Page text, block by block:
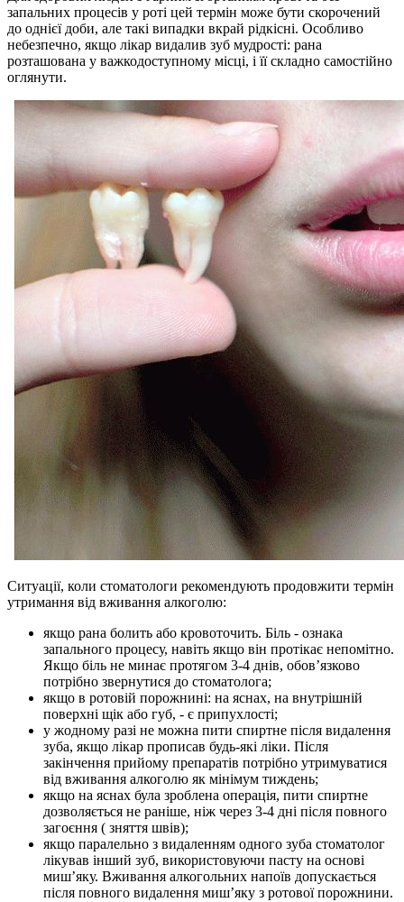
запальних процесів у роті цей термін може бути скорочений
до однієї доби, але такі випадки вкрай рідкісні. Особливо
небезпечно, якщо лікар видалив зуб мудрості: рана
розташована у важкодоступному місці, і її складно самостійно
оглянути.
Ситуації, коли стоматологи рекомендують продовжити термін
утримання від вживання алкоголю:
якщо рана болить або кровоточить. Біль - ознака
запального процесу, навіть якщо він протікає непомітно.
Якщо біль не минає протягом 3-4 днів, обов’язково
потрібно звернутися до стоматолога;
якщо в ротовій порожнині: на яснах, на внутрішній
поверхні щік або губ, - є припухлості;
у жодному разі не можна пити спиртне після видалення
зуба, якщо лікар прописав будь-які ліки. Після
закінчення прийому препаратів потрібно утримуватися
від вживання алкоголю як мінімум тиждень;
якщо на яснах була зроблена операція, пити спиртне
дозволяється не раніше, ніж через 3-4 дні після повного
загоєння ( зняття швів);
якщо паралельно з видаленням одного зуба стоматолог
лікував інший зуб, використовуючи пасту на основі
миш’яку. Вживання алкогольних напоїв допускається
після повного видалення миш’яку з ротової порожнини.